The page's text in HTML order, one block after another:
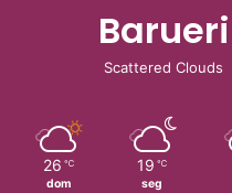
Barueri
Scattered Clouds
26 ℃
dom
19 ℃
seg